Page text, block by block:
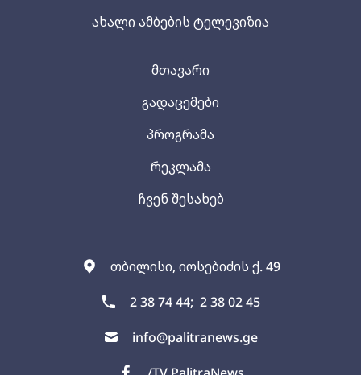
ახალი ამბების ტელევიზია
თბილისი, იოსებიძის ქ. 49
2 38 74 44; 2 38 02 45
info@palitranews.ge
მთავარი
გადაცემები
პროგრამა
რეკლამა
ჩვენ შესახებ